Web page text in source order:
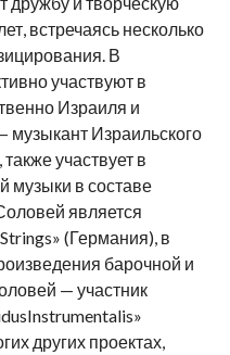
встречаясь несколько
В
участвуют в
Израиля и
Израильского
участвует в
музыки в составе
является
(Германия), в
барочной и
— участник
других проектах,